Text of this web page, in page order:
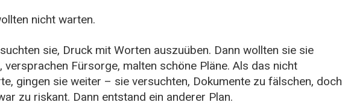
nicht warten.
sie, Druck mit Worten auszuüben. Dann wollten sie sie
versprachen Fürsorge, malten schöne Pläne. Als das nicht
gingen sie weiter – sie versuchten, Dokumente zu fälschen, doch
zu riskant. Dann entstand ein anderer Plan.